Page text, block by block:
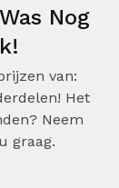
Nog
van:
Het
Neem
graag.